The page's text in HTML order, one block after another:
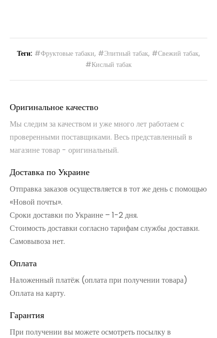
Теги: #Фруктовые табаки, #Элитный табак, #Свежий табак,
#Кислый табак
Оригинальное качество
Мы следим за качеством и уже много лет работаем с
проверенными поставщиками. Весь представленный в
магазине товар - оригинальный.
Доставка по Украине
Отправка заказов осуществляется в тот же день с помощью
«Новой почты».
Сроки доставки по Украине – 1-2 дня.
Стоимость доставки согласно тарифам службы доставки.
Самовывоза нет.
Оплата
Наложенный платёж (оплата при получении товара)
Оплата на карту.
Гарантия
При получении вы можете осмотреть посылку в